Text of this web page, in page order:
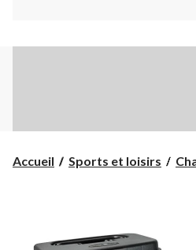
Accueil Sports et loisirs